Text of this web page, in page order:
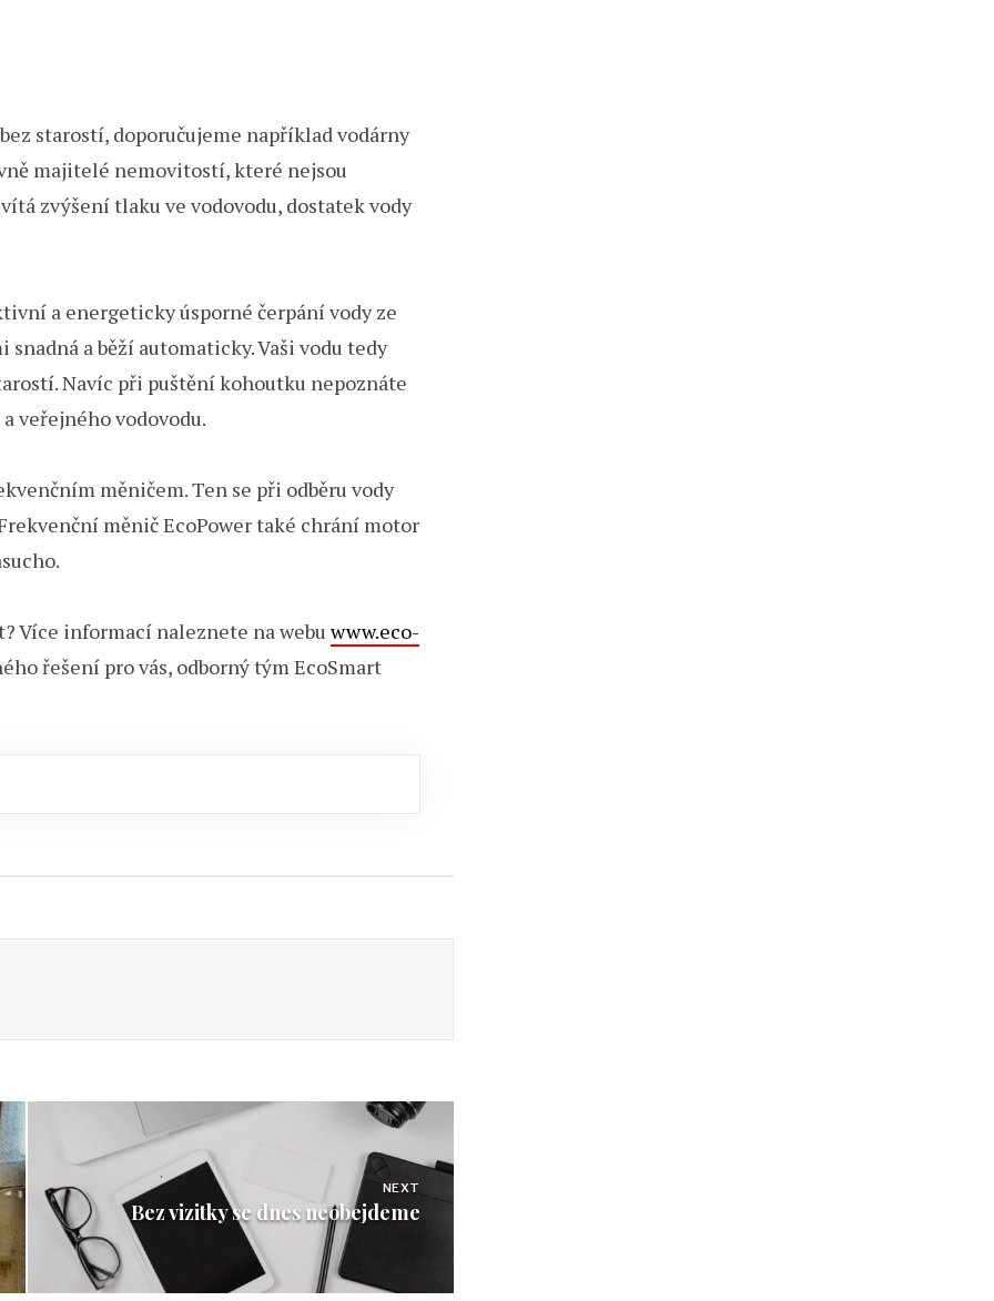
starostí, doporučujeme například vodárny
majitelé nemovitostí, které nejsou
zvýšení tlaku ve vodovodu, dostatek vody
a energeticky úsporné čerpání vody ze
a běží automaticky. Vaši vodu tedy
Navíc při puštění kohoutku nepoznáte
veřejného vodovodu.
měničem. Ten se při odběru vody
měnič EcoPower také chrání motor
Více informací naleznete na webuwww.eco-
řešení pro vás, odborný tým EcoSmart
NEXT
Bez vizitky se dnes neobejdeme